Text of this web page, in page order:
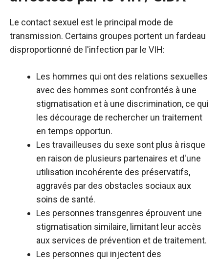
Le contact sexuel est le principal mode de
transmission. Certains groupes portent un fardeau
disproportionné de l'infection par le VIH:
Les hommes qui ont des relations sexuelles
avec des hommes sont confrontés à une
stigmatisation et à une discrimination, ce qui
les décourage de rechercher un traitement
en temps opportun.
Les travailleuses du sexe sont plus à risque
en raison de plusieurs partenaires et d'une
utilisation incohérente des préservatifs,
aggravés par des obstacles sociaux aux
soins de santé.
Les personnes transgenres éprouvent une
stigmatisation similaire, limitant leur accès
aux services de prévention et de traitement.
Les personnes qui injectent des